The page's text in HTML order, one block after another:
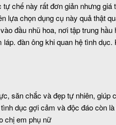
chế này rất đơn giản nhưng
lựa chọn dụng cụ này quả thật
đầu nhũ hoa, nơi tập trung
đàn ông khi quan hệ tình
săn chắc và đẹp tự nhiên,
dục gợi cảm và độc đáo còn
chị em phụ nữ